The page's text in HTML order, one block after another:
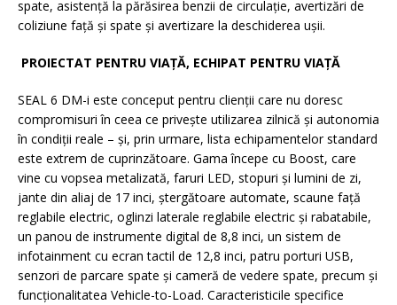
spate, asistență la părăsirea benzii de circulație, avertizări de
coliziune față și spate și avertizare la deschiderea ușii.
PROIECTAT PENTRU VIAȚĂ, ECHIPAT PENTRU VIAȚĂ
SEAL 6 DM-i este conceput pentru clienții care nu doresc
compromisuri în ceea ce privește utilizarea zilnică și autonomia
în condiții reale – și, prin urmare, lista echipamentelor standard
este extrem de cuprinzătoare. Gama începe cu Boost, care
vine cu vopsea metalizată, faruri LED, stopuri și lumini de zi,
jante din aliaj de 17 inci, ștergătoare automate, scaune față
reglabile electric, oglinzi laterale reglabile electric și rabatabile,
un panou de instrumente digital de 8,8 inci, un sistem de
infotainment cu ecran tactil de 12,8 inci, patru porturi USB,
senzori de parcare spate și cameră de vedere spate, precum și
funcționalitatea Vehicle-to-Load. Caracteristicile specifice